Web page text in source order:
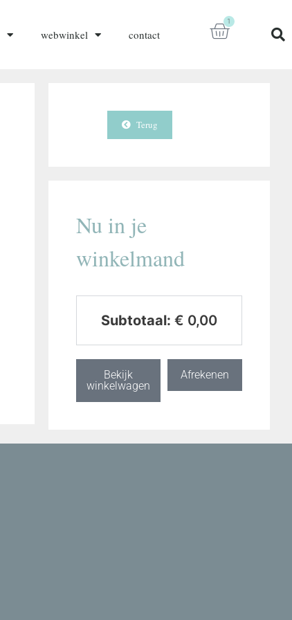
webwinkel contact
1
Terug
Nu in je
winkelmand
Subtotaal: € 0,00
Bekijk
winkelwagen
Afrekenen